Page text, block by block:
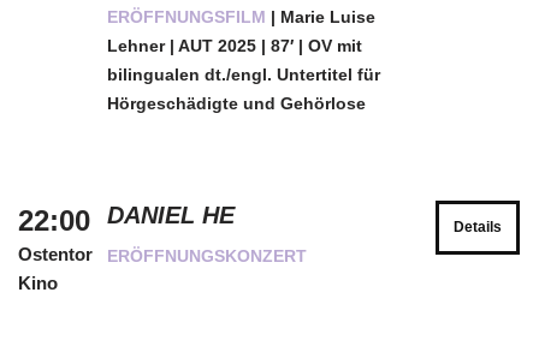
ERÖFFNUNGSFILM | Marie Luise
Lehner | AUT 2025 | 87′ | OV mit
bilingualen dt./engl. Untertitel für
Hörgeschädigte und Gehörlose
22:00
Ostentor
Kino
DANIEL HE
ERÖFFNUNGSKONZERT
Details